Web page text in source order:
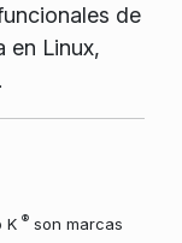
de
en Linux,
K ®son marcas